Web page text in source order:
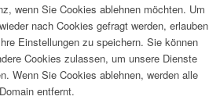
wenn Sie Cookies ablehnen möchten. Um
nach Cookies gefragt werden, erlauben
Einstellungen zu speichern. Sie können
Cookies zulassen, um unsere Dienste
Wenn Sie Cookies ablehnen, werden alle
entfernt.